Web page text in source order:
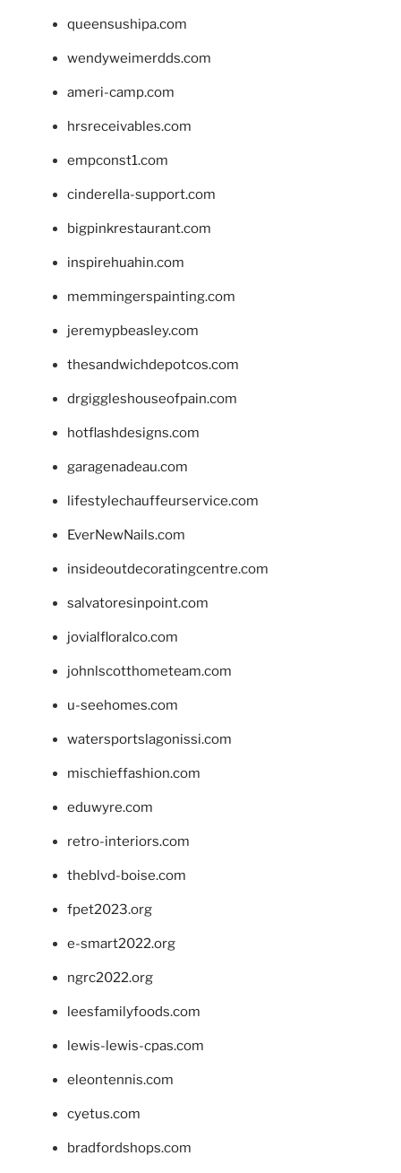
queensushipa.com
wendyweimerdds.com
ameri-camp.com
hrsreceivables.com
empconst1.com
cinderella-support.com
bigpinkrestaurant.com
inspirehuahin.com
memmingerspainting.com
jeremypbeasley.com
thesandwichdepotcos.com
drgiggleshouseofpain.com
hotflashdesigns.com
garagenadeau.com
lifestylechauffeurservice.com
EverNewNails.com
insideoutdecoratingcentre.com
salvatoresinpoint.com
jovialfloralco.com
johnlscotthometeam.com
u-seehomes.com
watersportslagonissi.com
mischieffashion.com
eduwyre.com
retro-interiors.com
theblvd-boise.com
fpet2023.org
e-smart2022.org
ngrc2022.org
leesfamilyfoods.com
lewis-lewis-cpas.com
eleontennis.com
cyetus.com
bradfordshops.com